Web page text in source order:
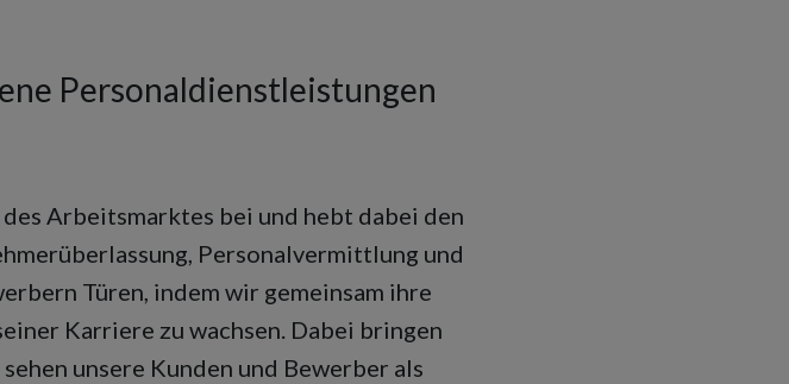
Personaldienstleistungen
Arbeitsmarktes bei und hebt dabei den
Personalvermittlung und
Türen, indem wir gemeinsam ihre
Karriere zu wachsen. Dabei bringen
unsere Kunden und Bewerber als